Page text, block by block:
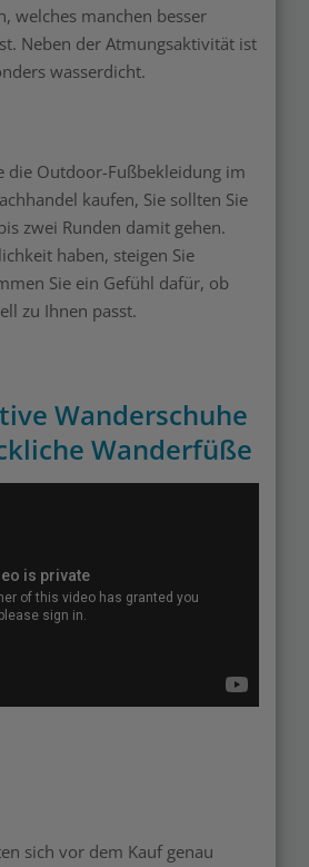
welches manchen besser
Neben der Atmungsaktivität ist
wasserdicht.
die Outdoor-Fußbekleidung im
kaufen, Sie sollten Sie
zwei Runden damit gehen.
haben, steigen Sie
Sie ein Gefühl dafür, ob
zu Ihnen passt.
Wanderschuhe
Wanderfüße
sich vor dem Kauf genau